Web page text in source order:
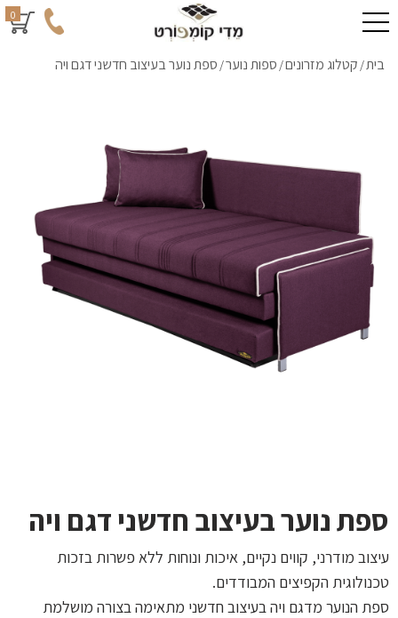
0
בית/ קטלוג מזרונים/ ספות נוער/ ספת נוער בעיצוב חדשני דגם ויה
ספת נוער בעיצוב חדשני דגם ויה
עיצוב מודרני, קווים נקיים, איכות ונוחות ללא פשרות בזכות
טכנולוגית הקפיצים המבודדים.
ספת הנוער מדגם ויה בעיצוב חדשני מתאימה בצורה מושלמת